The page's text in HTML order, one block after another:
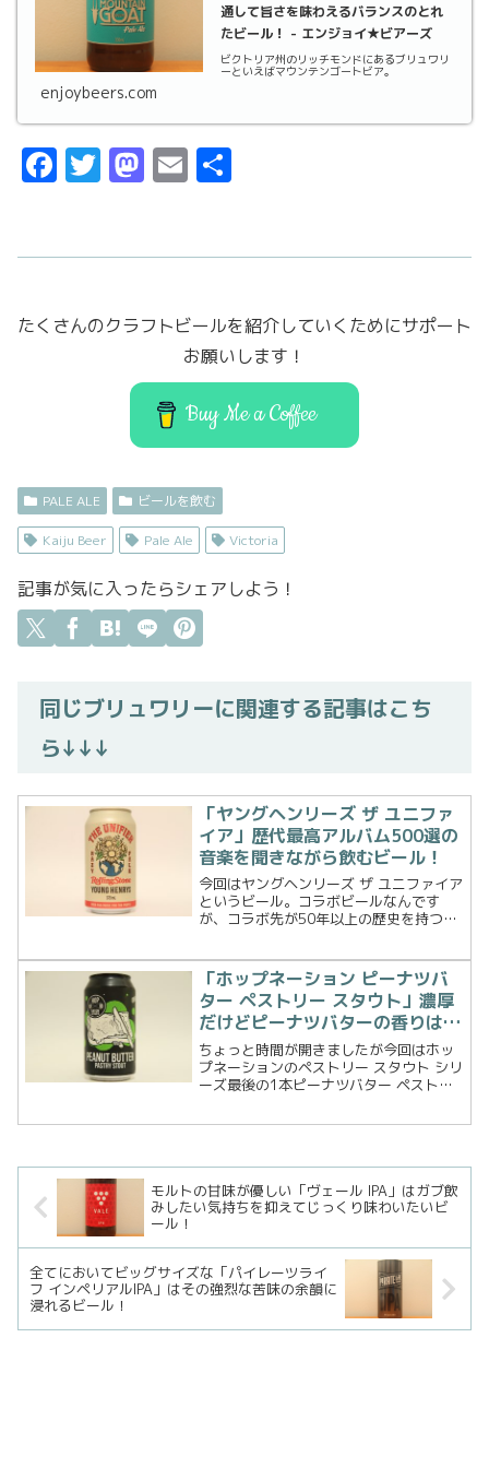
通して旨さを味わえるバランスのとれ
たビール！ - エンジョイ★ビアーズ
ビクトリア州のリッチモンドにあるブリュワリ
ーといえばマウンテンゴートビア。
enjoybeers.com
F
e
b
o
T
t
er
M
o
o
n
E
l
たくさんのクラフトビールを紹介していくためにサポート
お願いします！
Buy Me a Coffee
PALE ALE ビールを飲む
Kaiju Beer Pale Ale Victoria
記事が気に入ったらシェアしよう！
同じブリュワリーに関連する記事はこち
ら↓↓↓
「ヤングヘンリーズ ザ ユニファ
イア」歴代最高アルバム500選の
音楽を聞きながら飲むビール！
今回はヤングヘンリーズ ザ ユニファイア
というビール。コラボビールなんです
が、コラボ先が50年以上の歴史を持つロ
にします。ビール詳細YOUNG HENRYS :
THE...
「ホップネーション ピーナツバ
ター ペストリー スタウト」濃厚
だけどピーナツバターの香りはほ
とんど感じられない
ちょっと時間が開きましたが今回はホッ
プネーションのペストリー スタウト シリ
ーズ最後の1本ピーナツバター ペストリ
では全く味のイメージが湧きませんでし
モルトの甘味が優しい「ヴェール IPA」はガブ飲
みしたい気持ちを抑えてじっくり味わいたいビ
ール！
全てにおいてビッグサイズな「パイレーツライ
フ インペリアルIPA」はその強烈な苦味の余韻に
浸れるビール！